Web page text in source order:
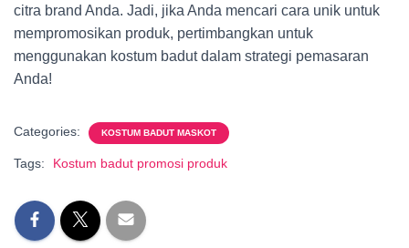
citra brand Anda. Jadi, jika Anda mencari cara unik untuk
mempromosikan produk, pertimbangkan untuk
menggunakan kostum badut dalam strategi pemasaran
Anda!
Categories: KOSTUM BADUT MASKOT
Tags: Kostum badut promosi produk